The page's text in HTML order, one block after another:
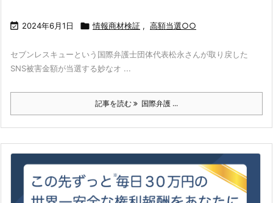
 2024年6月1日  情報商材検証 , 高額当選○○
セブンレスキューという国際弁護士団体代表松永さんが取り戻した
SNS被害金額が当選する妙なオ ...
記事を読む 国際弁護 ...